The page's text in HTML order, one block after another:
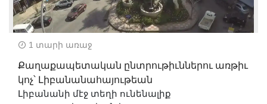
1 տարի առաջ
Քաղաքապետական ընտրութիւններու առթիւ
կոչ՝ Լիբանանահայութեան
Լիբանանի մէջ տեղի ունենալիք